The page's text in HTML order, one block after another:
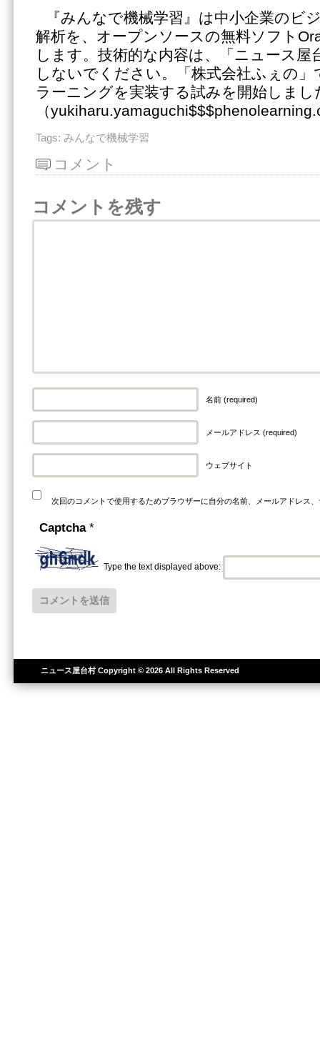
『みんなで機械学習』は中小企業のビ
解析を、オープンソースの無料ソフト
します。技術的な内容は、「ニュース屋
しないでください。「株式会社ふぇの
ラーニングを実装する試みを開始しまし
（
Tags: みんなで機械学習
コメント
コメントを残す
名前 (required)
メールアドレス (required)
ウェブサイト
次回のコメントで使用するためブラウザーに自分の名前、メールアドレス
Captcha *
Type the text displayed above:
ニュース屋台村Copyright © 2026 All Rights Reserved